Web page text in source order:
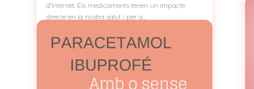
d'Internet. Els medicaments tenen un impacte
directe en la nostra salut i per a...